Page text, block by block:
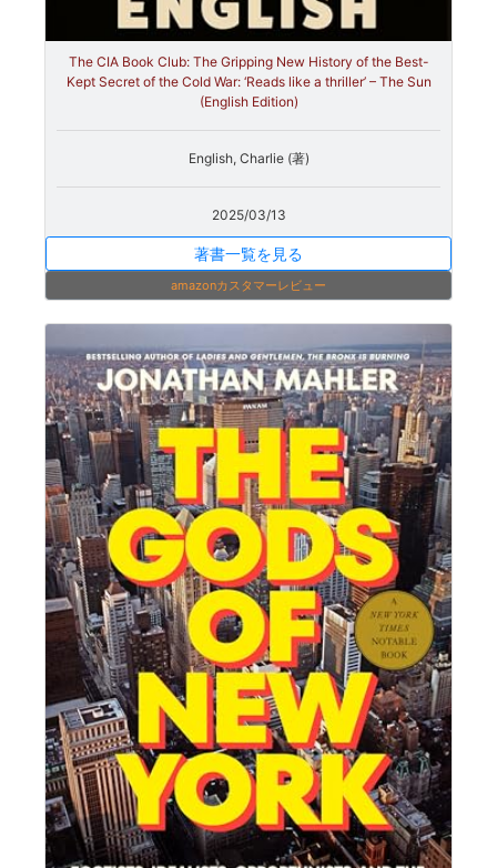
The CIA Book Club: The Gripping New History of the Best-
Kept Secret of the Cold War: ‘Reads like a thriller’ – The Sun
(English Edition)
English, Charlie (著)
2025/03/13
著書一覧を見る
amazonカスタマーレビュー